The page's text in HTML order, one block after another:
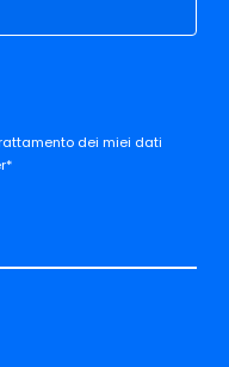
dei miei dati